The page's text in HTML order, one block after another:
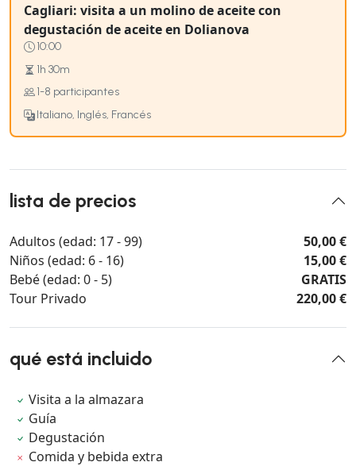
Cagliari: visita a un molino de aceite con
degustación de aceite en Dolianova
10:00
1h 30m
1-8 participantes
Italiano, Inglés, Francés
lista de precios
Adultos (edad: 17 - 99)
50,00 €
Niños (edad: 6 - 16)
15,00 €
Bebé (edad: 0 - 5)
GRATIS
Tour Privado
220,00 €
qué está incluido
Visita a la almazara
Guía
Degustación
Comida y bebida extra